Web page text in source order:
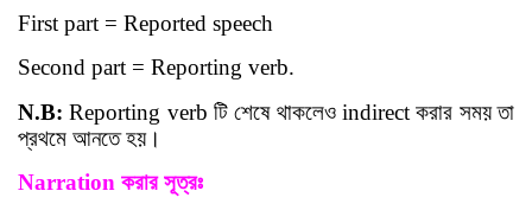
First part = Reported speech
Second part = Reporting verb.
N.B: Reporting verb টি শেষে থাকলেও indirectকরার সময়তা
প্রথমে আনতে হয়।
Narration করার সূত্রঃ